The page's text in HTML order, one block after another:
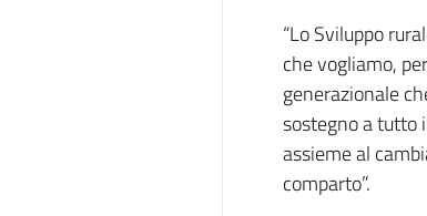
“Lo Sviluppo
che vogliamo,
generazionale
sostegno a tutto
assieme al
comparto”.